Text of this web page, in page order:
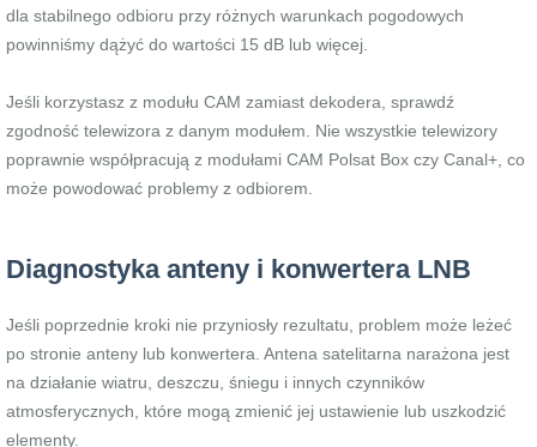
dla stabilnego odbioru przy różnych warunkach pogodowych
powinniśmy dążyć do wartości 15 dB lub więcej.
Jeśli korzystasz z modułu CAM zamiast dekodera, sprawdź
zgodność telewizora z danym modułem. Nie wszystkie telewizory
poprawnie współpracują z modułami CAM Polsat Box czy Canal+, co
może powodować problemy z odbiorem.
Diagnostyka anteny i konwertera LNB
Jeśli poprzednie kroki nie przyniosły rezultatu, problem może leżeć
po stronie anteny lub konwertera. Antena satelitarna narażona jest
na działanie wiatru, deszczu, śniegu i innych czynników
atmosferycznych, które mogą zmienić jej ustawienie lub uszkodzić
elementy.